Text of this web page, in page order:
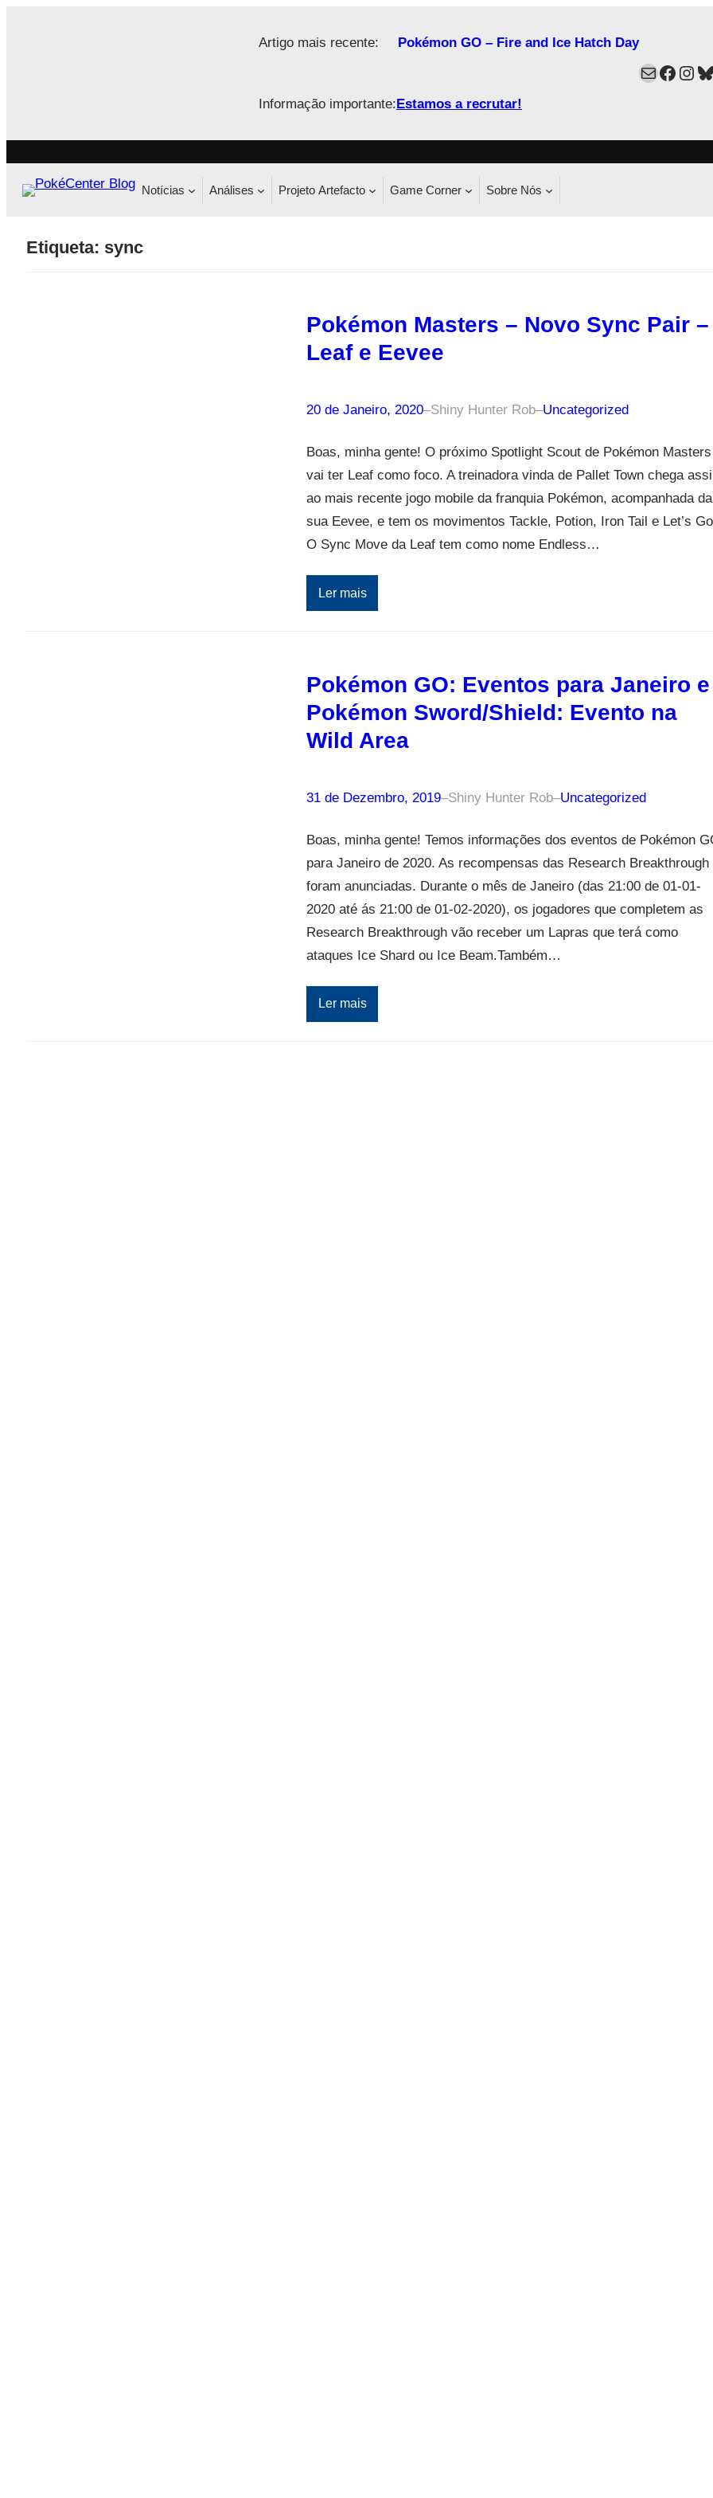
Artigo mais recente: Pokémon GO – Fire and Ice Hatch Day
Informação importante:Estamos a recrutar!
Mail
Notícias Análises Projeto Artefacto Game Corner Sobre Nós
Etiqueta: sync
Pokémon Masters – Novo Sync Pair –
Leaf e Eevee
20 de Janeiro, 2020–Shiny Hunter Rob–Uncategorized
Boas, minha gente! O próximo Spotlight Scout de Pokémon Masters
vai ter Leaf como foco. A treinadora vinda de Pallet Town chega
ao mais recente jogo mobile da franquia Pokémon, acompanhada da
sua Eevee, e tem os movimentos Tackle, Potion, Iron Tail e Let’s
O Sync Move da Leaf tem como nome Endless…
Ler mais
Pokémon GO: Eventos para Janeiro e
Pokémon Sword/Shield: Evento na
Wild Area
31 de Dezembro, 2019–Shiny Hunter Rob–Uncategorized
Boas, minha gente! Temos informações dos eventos de Pokémon
para Janeiro de 2020. As recompensas das Research Breakthrough
foram anunciadas. Durante o mês de Janeiro (das 21:00 de 01-01-
2020 até ás 21:00 de 01-02-2020), os jogadores que completem as
Research Breakthrough vão receber um Lapras que terá como
ataques Ice Shard ou Ice Beam.Também…
Ler mais